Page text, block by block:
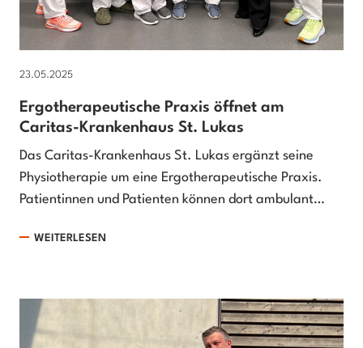
23.05.2025
Ergotherapeutische Praxis öffnet am
Caritas-Krankenhaus St. Lukas
Das Caritas-Krankenhaus St. Lukas ergänzt seine
Physiotherapie um eine Ergotherapeutische Praxis.
Patientinnen und Patienten können dort ambulant…
WEITERLESEN